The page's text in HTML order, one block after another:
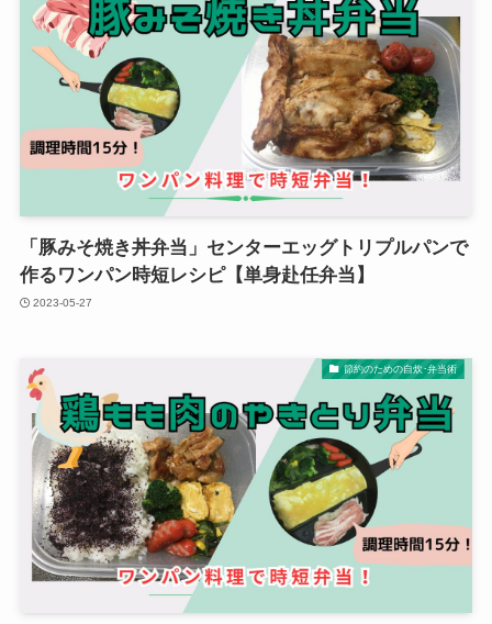
「豚みそ焼き丼弁当」センターエッグトリプルパンで
作るワンパン時短レシピ【単身赴任弁当】
2023-05-27
節約のための自炊･弁当術